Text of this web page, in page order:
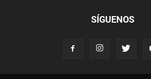
SÍGUENOS